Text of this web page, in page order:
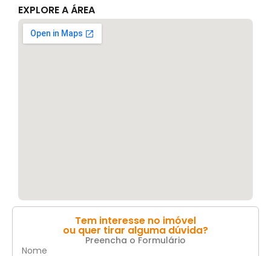
EXPLORE A ÁREA
Tem interesse no imóvel
ou quer tirar alguma dúvida?
Preencha o Formulário
Nome